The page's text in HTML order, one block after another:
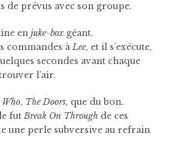
de prévus avec son groupe.
en juke-box géant.
commandes àLee, et il s’exécute,
secondes avant chaque
l’air.
Who, The Doors, que du bon.
futBreak On Through de ces
une perle subversive au refrain